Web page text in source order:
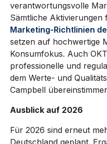
verantwortungsvolle
Sämtliche Aktivierungen
Marketing-Richtlinien
setzen auf hochwertige
Konsumfokus. Auch
professionelle und
dem Werte- und
Campbell
Ausblick auf 2026
Für 2026 sind erneut